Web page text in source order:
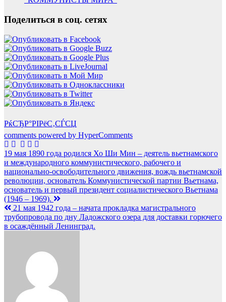
Поделиться в соц. сетях
РќСЂР°РІРёС‚СЃСЏ
comments powered by HyperComments
Навигация
по
записям
19 мая 1890 года родился Хо Ши Мин – деятель вьетнамского
и международного коммунистического, рабочего и
национально-освободительного движения, вождь вьетнамской
революции, основатель Коммунистической партии Вьетнама,
основатель и первый президент социалистического Вьетнама
(1946 – 1969).
21 мая 1942 года – начата прокладка магистрального
трубопровода по дну Ладожского озера для доставки горючего
в осаждённый Ленинград.